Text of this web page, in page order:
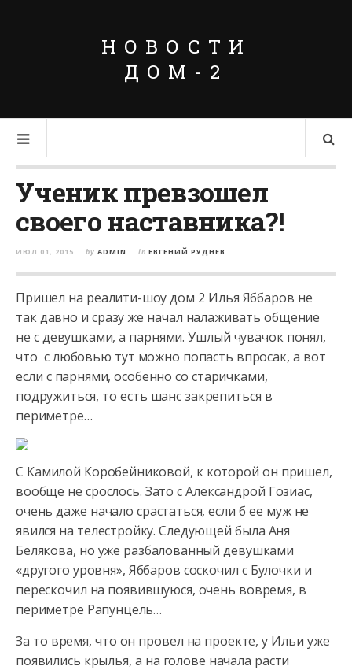
НОВОСТИ
ДОМ-2
Ученик превзошел
своего наставника?!
ИЮЛ 01, 2015 by ADMIN in ЕВГЕНИЙ РУДНЕВ
Пришел на реалити-шоу дом 2 Илья Яббаров не
так давно и сразу же начал налаживать общение
не с девушками, а парнями. Ушлый чувачок понял,
что с любовью тут можно попасть впросак, а вот
если с парнями, особенно со старичками,
подружиться, то есть шанс закрепиться в
периметре…
С Камилой Коробейниковой, к которой он пришел,
вообще не срослось. Зато с Александрой Гозиас,
очень даже начало срастаться, если б ее муж не
явился на телестройку. Следующей была Аня
Белякова, но уже разбалованный девушками
«другого уровня», Яббаров соскочил с Булочки и
перескочил на появившуюся, очень вовремя, в
периметре Рапунцель…
За то время, что он провел на проекте, у Ильи уже
появились крылья, а на голове начала расти